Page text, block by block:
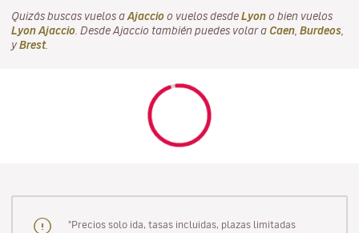
Quizás buscas vuelos a Ajaccio o vuelos desde Lyon o bien vuelos
Lyon Ajaccio . Desde Ajaccio también puedes volar a Caen Burdeos
y Brest.
"Precios solo ida, tasas incluidas, plazas limitadas